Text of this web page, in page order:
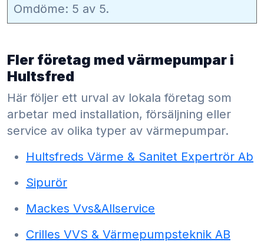
Omdöme: 5 av 5.
Fler företag med värmepumpar i
Hultsfred
Här följer ett urval av lokala företag som
arbetar med installation, försäljning eller
service av olika typer av värmepumpar.
Hultsfreds Värme & Sanitet Expertrör Ab
Sipurör
Mackes Vvs&Allservice
Crilles VVS & Värmepumpsteknik AB